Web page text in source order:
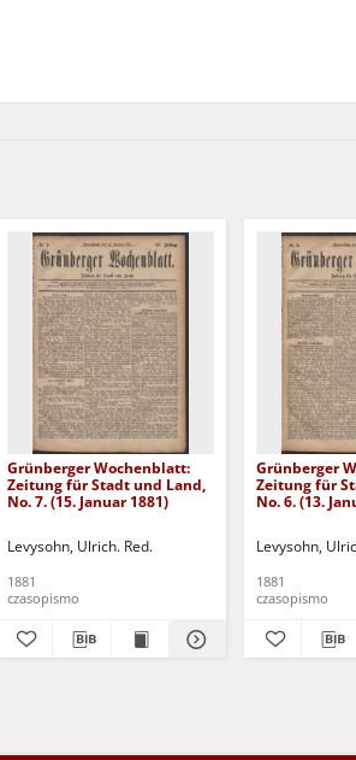
Grünberger Wochenblatt:
Zeitung für Stadt und Land,
No. 7. (15. Januar 1881)
Levysohn, Ulrich. Red.
1881
czasopismo
Grünberger
Zeitung für
No. 6. (13.
Levysohn,
1881
czasopismo